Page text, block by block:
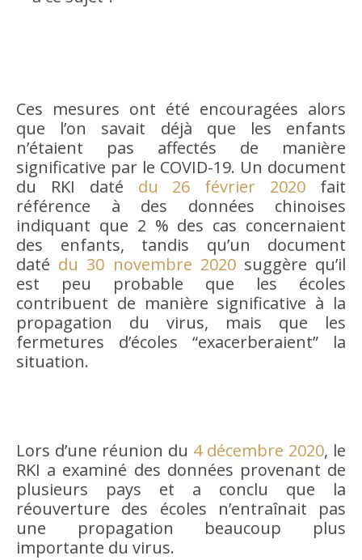
Ces mesures ont été encouragées alors
que l’on savait déjà que les enfants
n’étaient pas affectés de manière
significative par le COVID-19. Un document
du RKI daté du 26 février 2020 fait
référence à des données chinoises
indiquant que 2 % des cas concernaient
des enfants, tandis qu’un document
daté du 30 novembre 2020suggère qu’il
est peu probable que les écoles
contribuent de manière significative à la
propagation du virus, mais que les
fermetures d’écoles “exacerberaient” la
situation.
Lors d’une réunion du 4 décembre 2020, le
RKI a examiné des données provenant de
plusieurs pays et a conclu que la
réouverture des écoles n’entraînait pas
une propagation beaucoup plus
importante du virus.